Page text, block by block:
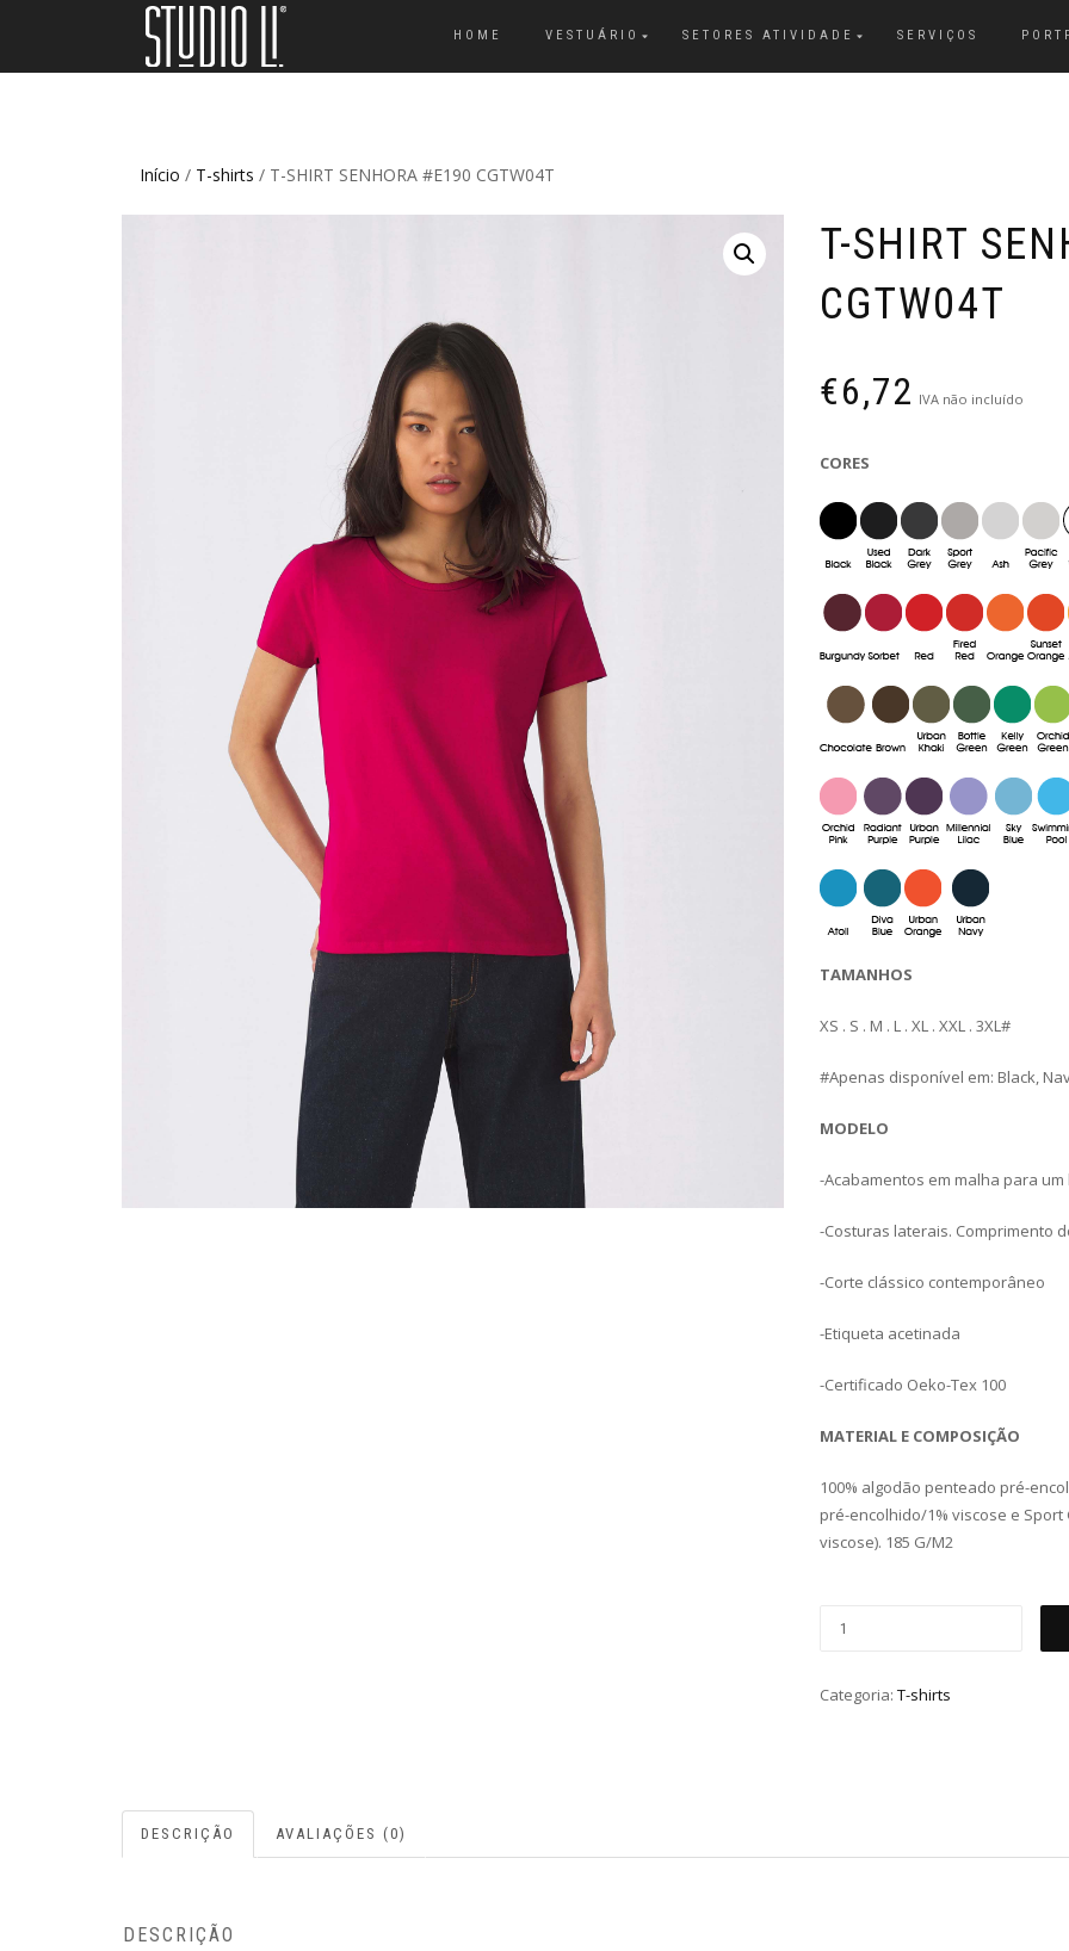
HOME VESTUÁRIO SETORES ATIVIDADE SERVIÇOS
Início / T-shirts / T-SHIRT SENHORA #E190 CGTW04T
T-SHIRT
CGTW04T
€6,72 IVA não incluído
CORES
TAMANHOS
XS . S . M . L . XL . XXL . 3XL#
#Apenas disponível em: Black,
MODELO
-Acabamentos em malha para
-Costuras laterais. Comprimento
-Corte clássico contemporâneo
-Etiqueta acetinada
-Certificado Oeko-Tex 100
MATERIAL E COMPOSIÇÃO
100% algodão penteado pré-
pré-encolhido/1% viscose e
viscose). 185 G/M2
Categoria: T-shirts
DESCRIÇÃO AVALIAÇÕES (0)
DESCRIÇÃO